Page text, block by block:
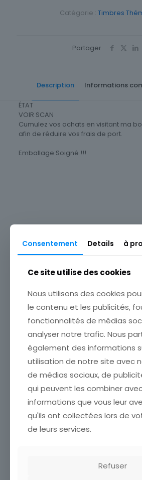
Catégorie : Timbres
Partager
Description Informations
ÉTAT
VOIR SCAN
Cumulez vos achats en visitant ma
afin de réduire vos frais de port.
Emballage Soigné !!!
Faune
LOT DE 8 TIMBRES
ROUMANIE THEMES
FOOTBALL ITALIE 90
ÉTATVOIR SCANCumulez vos
achats en visitant ma
boutiqueafin de réduire vos
frais de port. Emballage
Soigné !!!
3,50€
Consentement Details à
Ce site utilise des cookies
Nous utilisons des cookies
le contenu et les publicités,
fonctionnalités de médias
analyser notre trafic. Nous
également des informations
utilisation de notre site avec
de médias sociaux, de
qui peuvent les combiner
informations que vous leur
qu'ils ont collectées lors de
de leurs services.
Refuser